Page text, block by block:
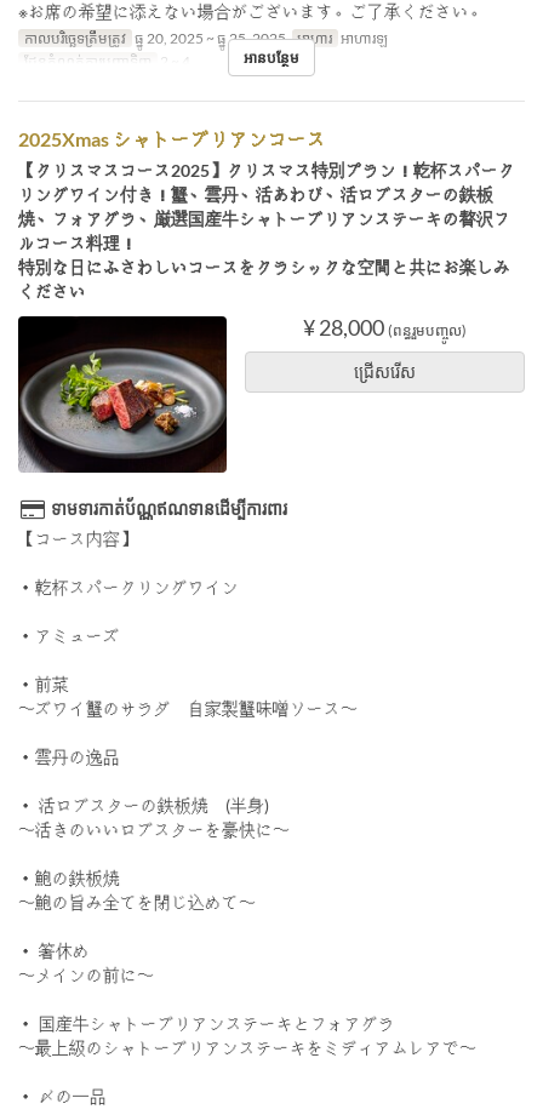
※お席の希望に添えない場合がございます。ご了承ください。
កាលបរិច្ឆេទត្រឹមត្រូវ ធ្នូ 20, 2025 ~ ធ្នូ 25, 2025 អាហារ អាហារឡ
ដែនកំណត់ការបញ្ជាទិញ
2 ~ 4 អានបន្ថែម
2025Xmas シャトーブリアンコース
【クリスマスコース2025】クリスマス特別プラン！乾杯スパーク
リングワイン付き！蟹、雲丹、活あわび、活ロブスターの鉄板
焼、フォアグラ、厳選国産牛シャトーブリアンステーキの贅沢フ
ルコース料理！
特別な日にふさわしいコースをクラシックな空間と共にお楽しみ
ください
¥ 28,000 (ពន្ធរួមបញ្ចូល)
ជ្រើសរើស
ទាមទារកាត់ប័ណ្ណឥណទានដើម្បីការពារ
【コース内容】
・乾杯スパークリングワイン
・アミューズ
・前菜
〜ズワイ蟹のサラダ 自家製蟹味噌ソース〜
・雲丹の逸品
・ 活ロブスターの鉄板焼 (半身)
〜活きのいいロブスターを豪快に〜
・鮑の鉄板焼
〜鮑の旨み全てを閉じ込めて〜
・ 箸休め
〜メインの前に〜
・ 国産牛シャトーブリアンステーキとフォアグラ
〜最上級のシャトーブリアンステーキをミディアムレアで〜
・ 〆の一品